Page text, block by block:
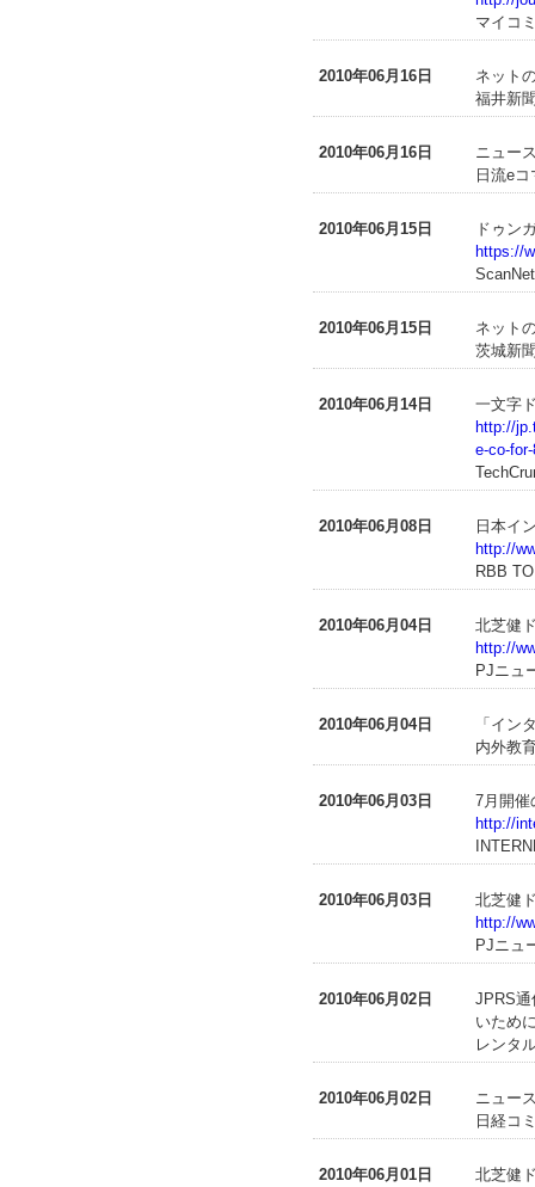
マイコ
2010年06月16日
ネット
福井新
2010年06月16日
ニュー
日流e
2010年06月15日
ドゥン
https://
2010年06月15日
ネット
茨城新
2010年06月14日
一文字
http://
e-co-
2010年06月08日
日本イ
http://
RBB
2010年06月04日
北芝健
http://
PJニュ
2010年06月04日
「イン
内外教
2010年06月03日
7月開催
http://
2010年06月03日
北芝健
http://
PJニュ
2010年06月02日
JPRS
いため
レンタ
2010年06月02日
ニュー
日経コ
2010年06月01日
北芝健